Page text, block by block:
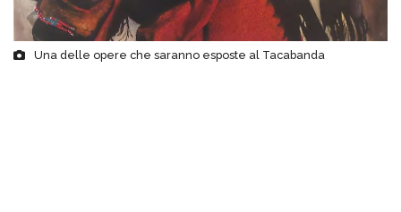
Una delle opere che saranno esposte al Tacabanda